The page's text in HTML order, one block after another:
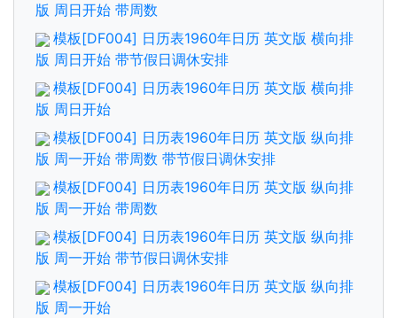
版 周日开始 带周数
模板[DF004] 日历表1960年日历 英文版 横向排
版 周日开始 带节假日调休安排
模板[DF004] 日历表1960年日历 英文版 横向排
版 周日开始
模板[DF004] 日历表1960年日历 英文版 纵向排
版 周一开始 带周数 带节假日调休安排
模板[DF004] 日历表1960年日历 英文版 纵向排
版 周一开始 带周数
模板[DF004] 日历表1960年日历 英文版 纵向排
版 周一开始 带节假日调休安排
模板[DF004] 日历表1960年日历 英文版 纵向排
版 周一开始